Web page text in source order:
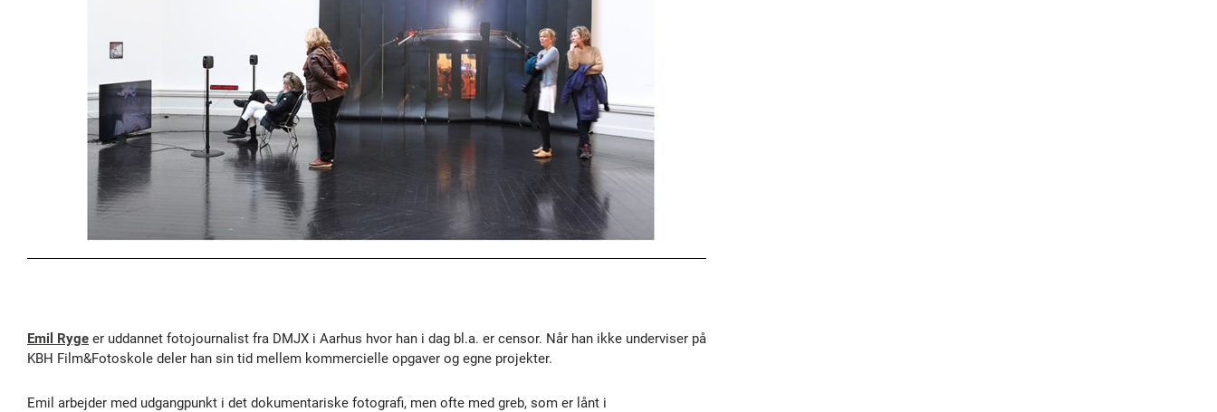
Emil Ryge er uddannet fotojournalist fra DMJX i Aarhus hvor han i dag bl.a. er censor. Når han ikke underviser på
KBH Film&Fotoskole deler han sin tid mellem kommercielle opgaver og egne projekter.
Emil arbejder med udgangpunkt i det dokumentariske fotografi, men ofte med greb, som er lånt i